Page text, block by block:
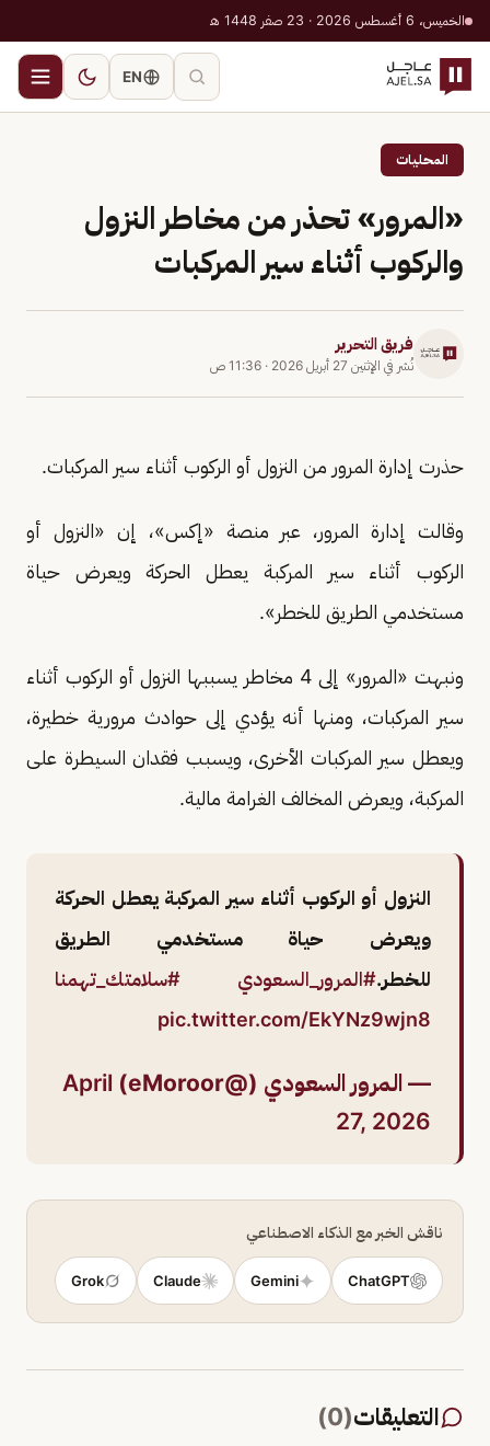
الخميس، 6 أغسطس 2026 · 23 صفر 1448 هـ
EN
المحليات
«المرور» تحذر من مخاطر النزول
والركوب أثناء سير المركبات
فريق التحرير
نُشر في الإثنين 27 أبريل 2026 · 11:36 ص
حذرت إدارة المرور من النزول أو الركوب أثناء سير المركبات.
وقالت إدارة المرور، عبر منصة «إكس»، إن «النزول أو
الركوب أثناء سير المركبة يعطل الحركة ويعرض حياة
مستخدمي الطريق للخطر».
ونبهت «المرور» إلى 4 مخاطر يسببها النزول أو الركوب أثناء
سير المركبات، ومنها أنه يؤدي إلى حوادث مرورية خطيرة،
ويعطل سير المركبات الأخرى، ويسبب فقدان السيطرة على
المركبة، ويعرض المخالف الغرامة مالية.
النزول أو الركوب أثناء سير المركبة يعطل الحركة
ويعرض حياة مستخدمي الطريق
للخطر.#المرور_السعودي
#سلامتك_تهمنا
pic.twitter.com/EkYNz9wjn8
— المرور السعودي (@eMoroor)
April
27, 2026
ناقش الخبر مع الذكاء الاصطناعي
ChatGPT
Gemini
Claude
Grok
التعليقات(
0
)